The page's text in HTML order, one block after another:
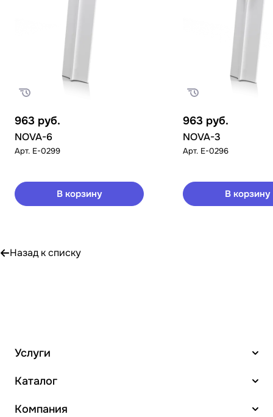
963 руб.
NOVA-6
Арт. E-0299
В корзину
963 руб.
NOVA-3
Арт. E-0296
В корзину
Назад к списку
Услуги
Каталог
Компания